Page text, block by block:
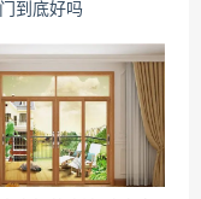
到底好吗